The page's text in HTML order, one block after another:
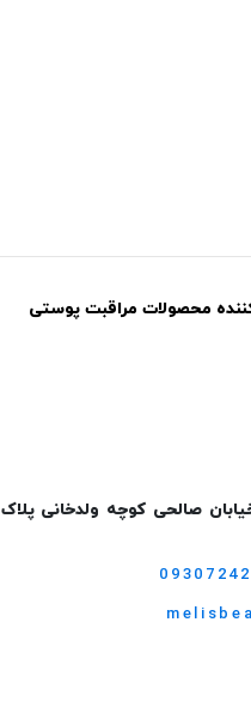
محصولات مراقبت پوستی
صالحی کوچه ولدخانی پلاک